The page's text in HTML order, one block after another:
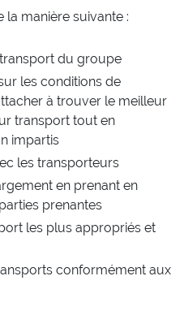
la manière suivante :
du groupe
les conditions de
à trouver le meilleur
transport tout en
impartis
les transporteurs
en prenant en
prenantes
les plus appropriés et
conformément aux